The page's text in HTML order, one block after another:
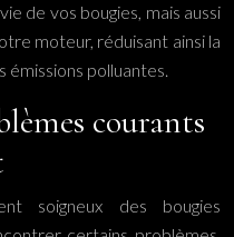
de vos bougies, mais aussi
moteur, réduisant ainsi la
polluantes.
courants
soigneux des bougies